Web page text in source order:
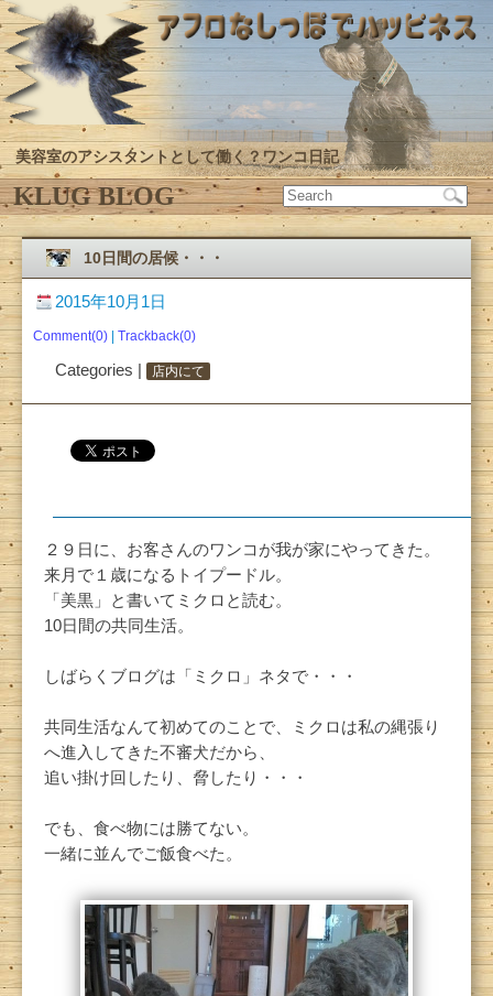
美容室のアシスタントとして働く？ワンコ日記
KLUG BLOG
10日間の居候・・・
2015年10月1日
Comment(0) Trackback(0)
Categories | 店内にて
２９日に、お客さんのワンコが我が家にやってきた。
来月で１歳になるトイプードル。
「美黒」と書いてミクロと読む。
10日間の共同生活。
しばらくブログは「ミクロ」ネタで・・・
共同生活なんて初めてのことで、ミクロは私の縄張り
へ進入してきた不審犬だから、
追い掛け回したり、脅したり・・・
でも、食べ物には勝てない。
一緒に並んでご飯食べた。